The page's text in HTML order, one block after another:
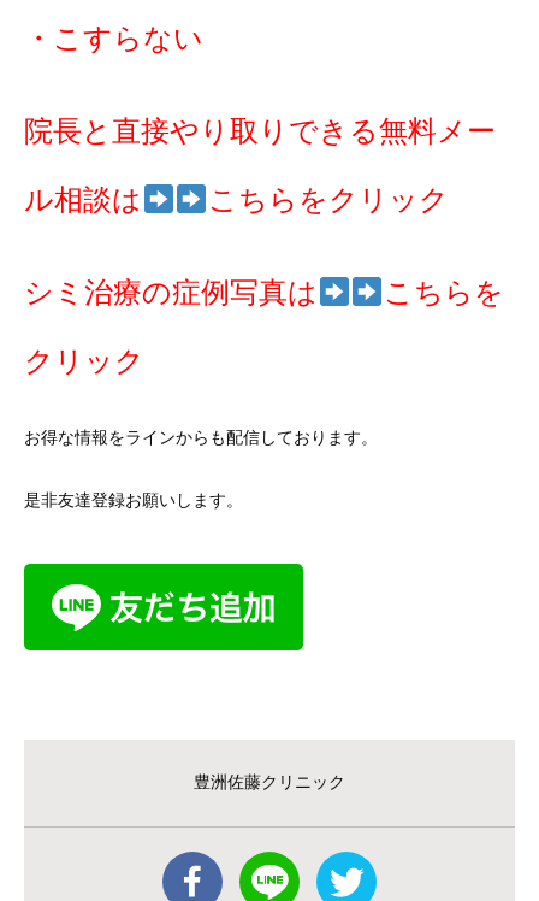
・こすらない
院長と直接やり取りできる無料メー
ル相談は こちらをクリック
シミ治療の症例写真は こ ちらを
クリック
お得な情報をラインからも配信しております。
是非友達登録お願いします。
豊洲佐藤クリニック